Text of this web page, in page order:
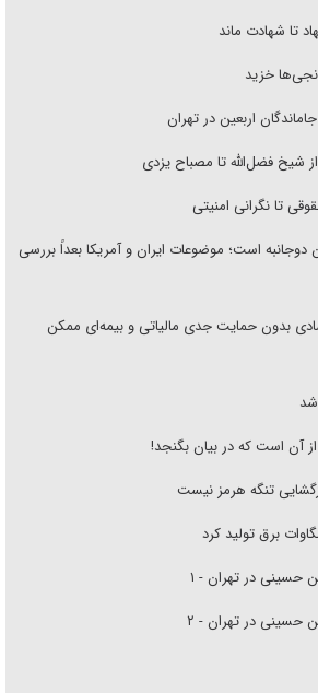
تا شهادت ماند
خزید
اربعین در تهران
شیخ فضل‌الله تا مصباح یزدی
تا نگرانی امنیتی
دوجانبه است؛ موضوعات ایران و آمریکا بعداً بررسی
بدون حمایت جدی مالیاتی و بیمه‌ای ممکن
آن است که در بیان بگنجد!
تنگه هرمز نیست
حسینی در تهران - ۱
حسینی در تهران - ۲